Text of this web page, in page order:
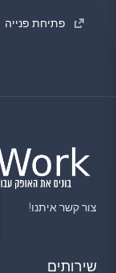
פתיחת פנייה
צור קשר איתנו!
שירותים